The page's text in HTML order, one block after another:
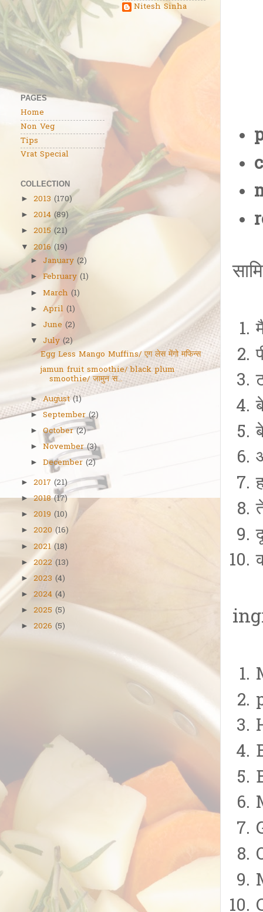
PAGES
Home
Non Veg
Tips
Vrat Special
Nitesh Sinha
COLLECTION
► 2013 (170)
► 2014 (89)
► 2015 (21)
▼ 2016 (19)
► January (2)
►February (1)
►March (1)
► April (1)
►June (2)
▼ July (2)
Egg Less Mango Muffins/ एग लेस मेंगो मफिन्स
jamun fruit smoothie/ black plum
smoothie/ जामुन स...
►August (1)
►September (2)
►October (2)
►November (3)
►December (2)
► 2017 (21)
►2018 (17)
► 2019 (10)
► 2020 (16)
► 2021 (18)
► 2022 (13)
► 2023 (4)
► 2024 (4)
► 2025 (5)
► 2026 (5)